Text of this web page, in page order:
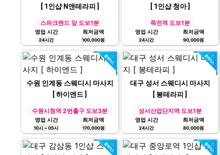
[ 1인샵 N앤테라피 ]
스파크랜드 앞 도보1분
영업 시간
24시간
최저금액
100,000원
[ 1인샵 청아 ]
죽전역 도보1분
영업 시간
24시간
최저금액
90,000원
수원 인계동 스웨디시 마사지
[ 하이엔드 ]
수원시청역 2번출구 도보3분
영업 시간
10시 ~ 05시
최저금액
170,000원
대구 성서 스웨디시 마사지
[ 봉테라피 ]
성서산업단지역 도보1분
영업 시간
24시간
최저금액
80,000원